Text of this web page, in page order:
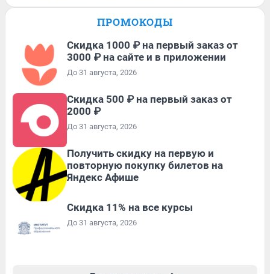
ПРОМОКОДЫ
Скидка 1000 ₽ на первый заказ от
3000 ₽ на сайте и в приложении
До 31 августа, 2026
Скидка 500 ₽ на первый заказ от
2000 ₽
До 31 августа, 2026
Получить скидку на первую и
повторную покупку билетов на
Яндекс Афише
Скидка 11% на все курсы
До 31 августа, 2026